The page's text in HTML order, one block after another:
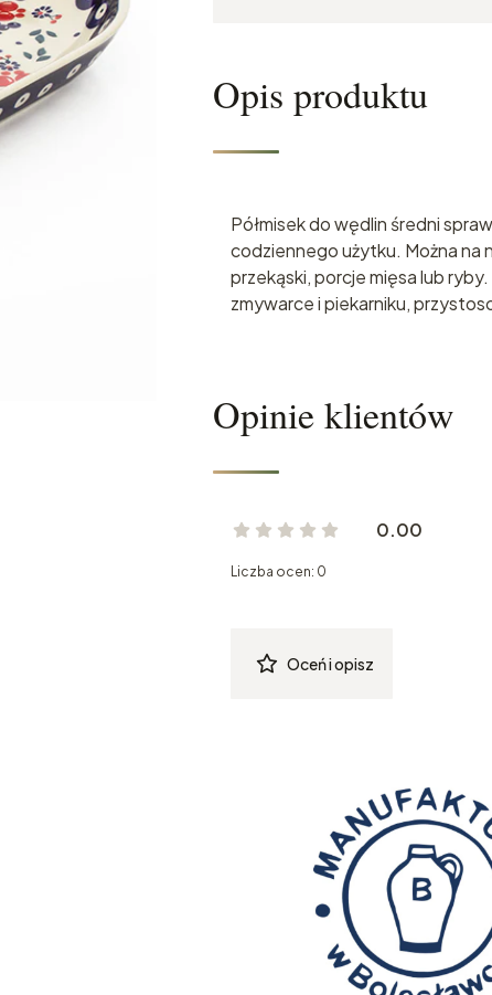
Opis produktu
Półmisek do wędlin średni
codziennego użytku. Można na
przekąski, porcje mięsa lub
zmywarce i piekarniku,
Opinie klientów
0.00
Liczba ocen: 0
Oceń i opisz